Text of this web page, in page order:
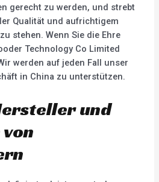
gerecht zu werden, und strebt
Qualität und aufrichtigem
stehen. Wenn Sie die Ehre
Technology Co Limited
werden auf jeden Fall unser
in China zu unterstützen.
und